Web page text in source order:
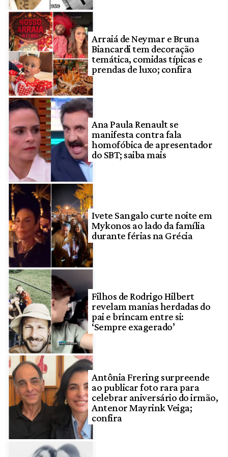
Arraiá de Neymar e Bruna
Biancardi tem decoração
temática, comidas típicas e
prendas de luxo; confira
Ana Paula Renault se
manifesta contra fala
homofóbica de apresentador
do SBT; saiba mais
Ivete Sangalo curte noite em
Mykonos ao lado da família
durante férias na Grécia
Filhos de Rodrigo Hilbert
revelam manias herdadas do
pai e brincam entre si:
‘Sempre exagerado’
Antônia Frering surpreende
ao publicar foto rara para
celebrar aniversário do irmão,
Antenor Mayrink Veiga;
confira